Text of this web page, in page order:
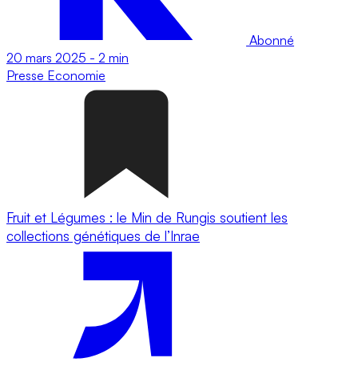
Abonné
20 mars 2025 - 2 min
Presse Economie
Fruit et Légumes : le Min de Rungis soutient les
collections génétiques de l’Inrae